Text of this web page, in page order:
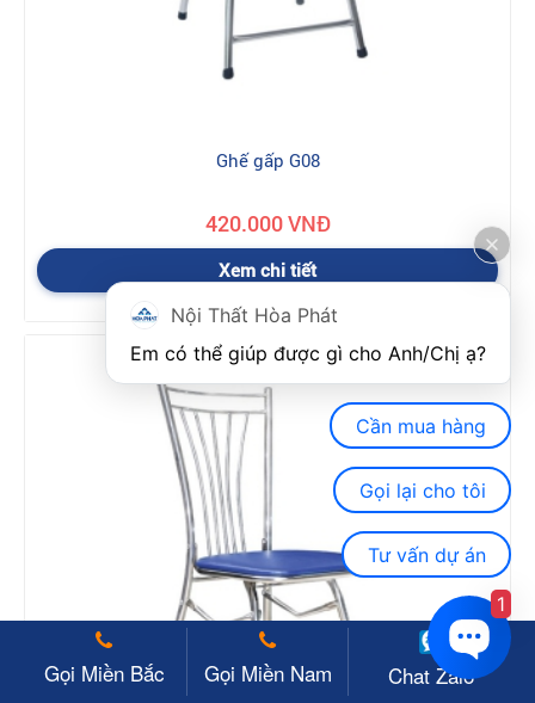
Ghế gấp G08
420.000 VNĐ
Xem chi tiết
Gọi Miền Bắc Gọi Miền Nam Chat Zalo
Nội Thất Hòa Phát
Cần mua hàng
Gọi lại cho tôi
Tư vấn dự án
1